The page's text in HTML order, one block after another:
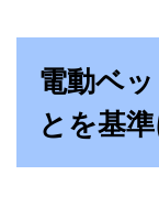
電動ベ
とを基